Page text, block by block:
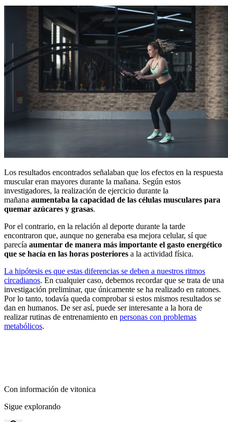
Los resultados encontrados señalaban que los efectos en la respuesta
muscular eran mayores durante la mañana. Según estos
investigadores, la realización de ejercicio durante la
mañana aumentaba la capacidad de las células musculares para
quemar azúcares y grasas.
Por el contrario, en la relación al deporte durante la tarde
encontraron que, aunque no generaba esa mejora celular, sí que
parecía aumentar de manera más importante el gasto energético
que se hacía en las horas posteriores a la actividad física.
La hipótesis es que estas diferencias se deben a nuestros ritmos
circadianos. En cualquier caso, debemos recordar que se trata de una
investigación preliminar, que únicamente se ha realizado en ratones.
Por lo tanto, todavía queda comprobar si estos mismos resultados se
dan en humanos. De ser así, puede ser interesante a la hora de
realizar rutinas de entrenamiento en personas con problemas
metabólicos.
Con información de vitonica
Sigue explorando